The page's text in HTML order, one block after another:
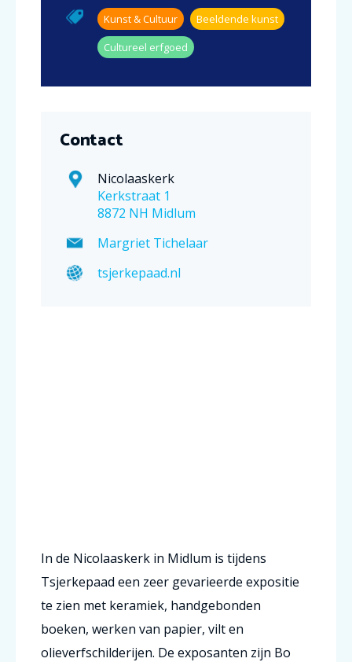
Kunst & Cultuur
Beeldende kunst
Cultureel erfgoed
Contact
Nicolaaskerk
Kerkstraat 1
8872 NH Midlum
Margriet Tichelaar
tsjerkepaad.nl
In de Nicolaaskerk in Midlum is tijdens
Tsjerkepaad een zeer gevarieerde expositie
te zien met keramiek, handgebonden
boeken, werken van papier, vilt en
olieverfschilderijen. De exposanten zijn Bo